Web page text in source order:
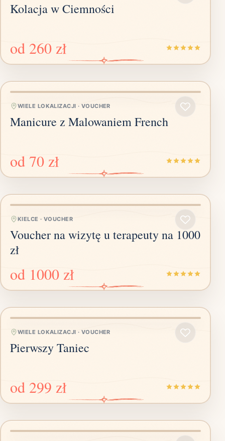
Kolacja w Ciemności
od 260 zł
WIELE LOKALIZACJI · VOUCHER
Manicure z Malowaniem French
od 70 zł
KIELCE · VOUCHER
Voucher na wizytę u terapeuty na 1000
zł
od 1000 zł
WIELE LOKALIZACJI · VOUCHER
Pierwszy Taniec
od 299 zł